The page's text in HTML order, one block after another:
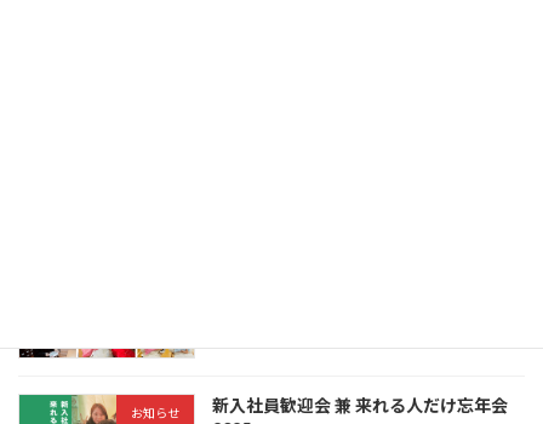
お知らせ
新入社員歓迎会 兼 来れる人だけ忘年会